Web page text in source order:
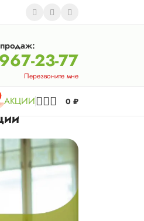
продаж:
967-23-77
Перезвоните мне
АКЦИИ 0 ₽